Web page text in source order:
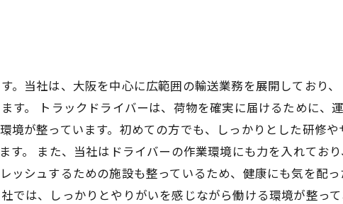
。当社は、大阪を中心に広範囲の輸送業務を展開しており
す。 トラックドライバーは、荷物を確実に届けるために、
が整っています。初めての方でも、しっかりとした研修
。 また、当社はドライバーの作業環境にも力を入れており
シュするための施設も整っているため、健康にも気を配
では、しっかりとやりがいを感じながら働ける環境が整っ